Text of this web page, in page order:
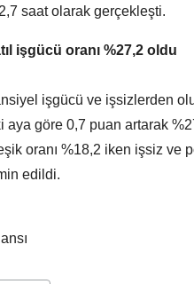
saat olarak gerçekleşti.
işgücü oranı %27,2 oldu
işgücü ve işsizlerden
aya göre 0,7 puan artarak
oranı %18,2 iken işsiz ve
edildi.